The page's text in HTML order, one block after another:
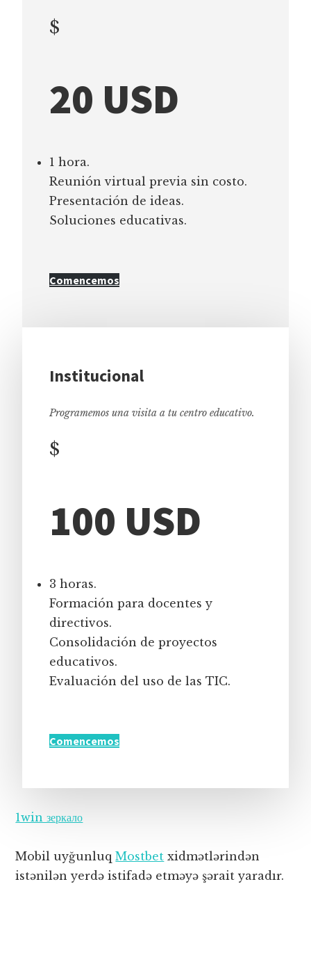
$
20 USD
1 hora.
Reunión virtual previa sin costo.
Presentación de ideas.
Soluciones educativas.
Comencemos
Institucional
Programemos una visita a tu centro educativo.
$
100 USD
3 horas.
Formación para docentes y
directivos.
Consolidación de proyectos
educativos.
Evaluación del uso de las TIC.
Comencemos
1win зеркало
Mobil uyğunluqMostbet xidmətlərindən
istənilən yerdə istifadə etməyə şərait yaradır.